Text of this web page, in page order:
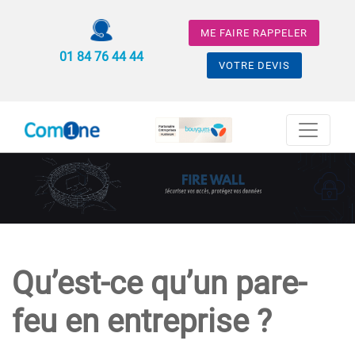
01 84 76 44 44
ME FAIRE RAPPELER
VOTRE DEVIS
Qu’est-ce qu’un pare-
feu en entreprise ?